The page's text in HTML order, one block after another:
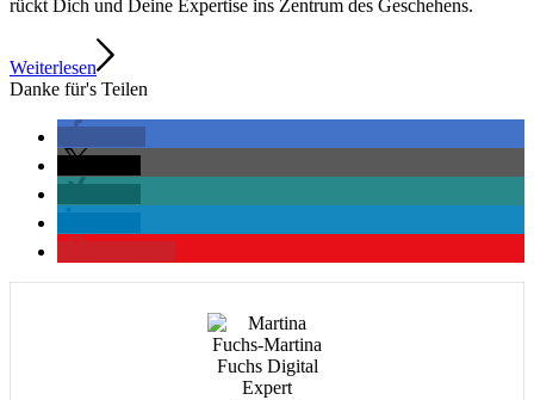
rückt Dich und Deine Expertise ins Zentrum des Geschehens.
Weiterlesen
Danke für's Teilen